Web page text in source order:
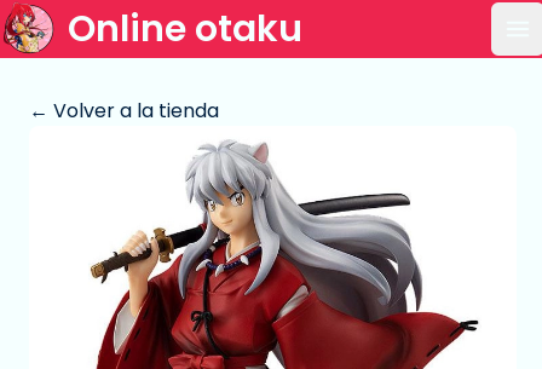
Online otaku
← Volver a la tienda